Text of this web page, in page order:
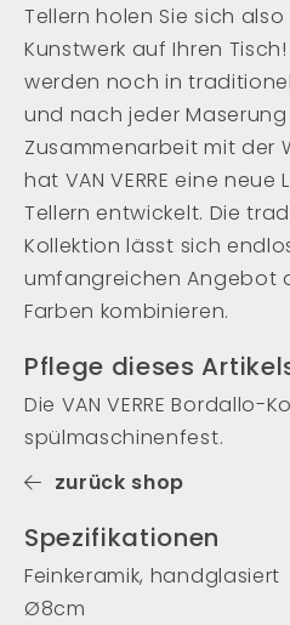
Tellern holen Sie sich
Kunstwerk auf Ihren
werden noch in
und nach jeder
Zusammenarbeit mit der
hat VAN VERRE eine
Tellern entwickelt. Die
Kollektion lässt sich
umfangreichen Angebot
Farben kombinieren.
Pflege dieses
Die VAN VERRE Bordallo-
spülmaschinenfest.
zurück shop
Spezifikationen
Feinkeramik, handglasiert
Ø8cm